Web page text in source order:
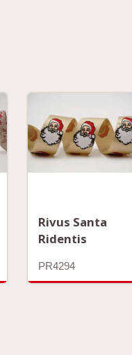
Rivus Santa
Ridentis
PR4294